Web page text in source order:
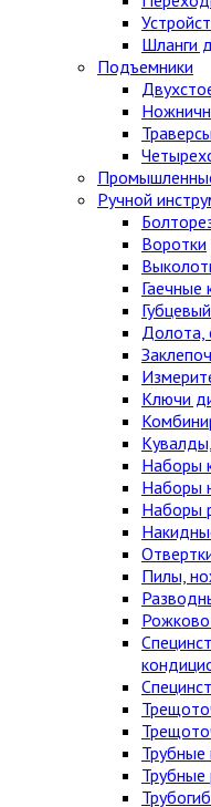
Шланги
Подъемники
Траверсы
Ручной
Воротки
Гаечные
Долота,
Ключи
Наборы
Наборы
Наборы
Пилы,
Трубные